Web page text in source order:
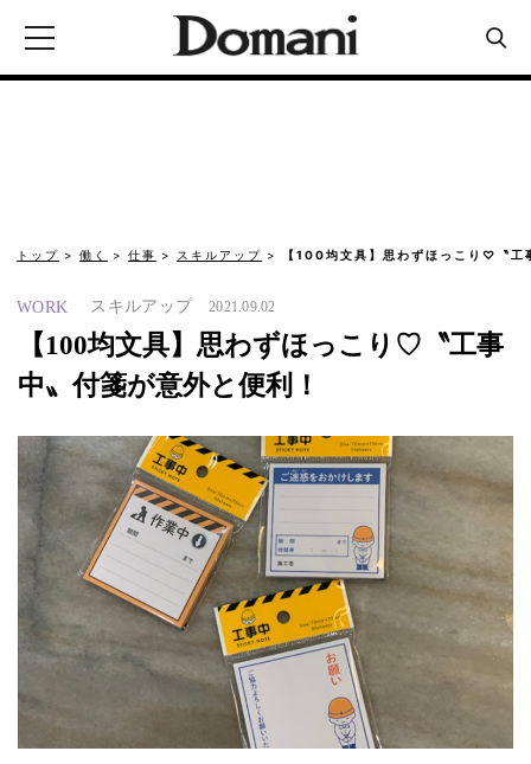
トップ 働く 仕事 スキルアップ 【100均文具】思わずほっこり♡〝工
WORK スキルアップ 2021.09.02
【100均文具】思わずほっこり♡〝工事
中〟付箋が意外と便利！